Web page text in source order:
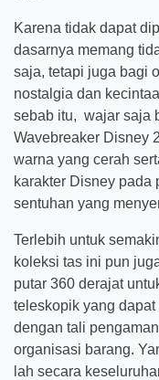
Karena tidak dapat
dasarnya memang
saja, tetapi juga bagi
nostalgia dan
sebab itu, wajar saja
Wavebreaker Disney
warna yang cerah
karakter Disney pada
sentuhan yang
Terlebih untuk
koleksi tas ini pun
putar 360 derajat
teleskopik yang
dengan tali
organisasi barang.
lah secara